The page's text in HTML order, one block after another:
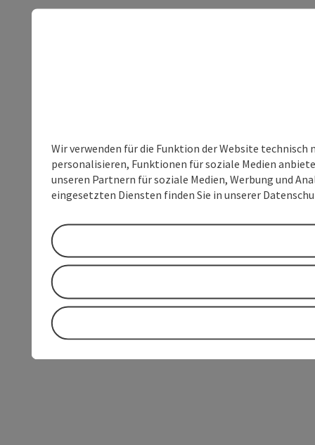
Wir verwenden für die Funktion der Website
personalisieren, Funktionen für soziale Medien
unseren Partnern für soziale Medien, Werbung und
eingesetzten Diensten finden Sie in unserer